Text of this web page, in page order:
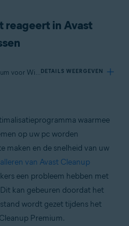
reageert in Avast
Van toepassing op Avast Cleanup Premium voor WindowsDETAILS WEERGEVEN
/ Education
– 32-/64-bits
– 32-/64-bits
Premium / Professional /
waarmee
op uw pc worden
maken en de snelheid van uw
van Avast Cleanup
een probleem hebben met
kan gebeuren doordat het
wordt gezet tijdens het
Premium.